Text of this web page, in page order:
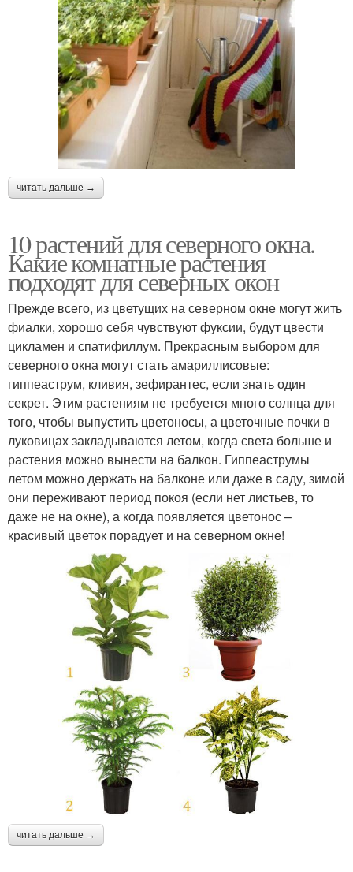
читать дальше →
10 растений для северного окна.
Какие комнатные растения
подходят для северных окон
Прежде всего, из цветущих на северном окне могут жить
фиалки, хорошо себя чувствуют фуксии, будут цвести
цикламен и спатифиллум. Прекрасным выбором для
северного окна могут стать амариллисовые:
гиппеаструм, кливия, зефирантес, если знать один
секрет. Этим растениям не требуется много солнца для
того, чтобы выпустить цветоносы, а цветочные почки в
луковицах закладываются летом, когда света больше и
растения можно вынести на балкон. Гиппеаструмы
летом можно держать на балконе или даже в саду, зимой
они переживают период покоя (если нет листьев, то
даже не на окне), а когда появляется цветонос –
красивый цветок порадует и на северном окне!
читать дальше →